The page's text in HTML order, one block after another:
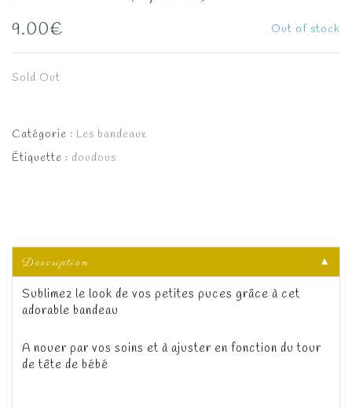
9.00€ Out of stock
Sold Out
Catégorie : Les bandeaux
Étiquette : doudous
Description
▼
Sublimez le look de vos petites puces grâce à cet
adorable bandeau
A nouer par vos soins et à ajuster en fonction du tour
de tête de bébé